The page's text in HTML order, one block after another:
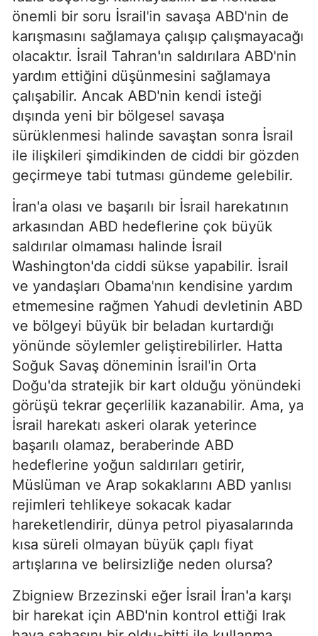
önemli bir soru İsrail'in savaşa ABD'nin de
karışmasını sağlamaya çalışıp çalışmayacağı
olacaktır. İsrail Tahran'ın saldırılara ABD'nin
yardım ettiğini düşünmesini sağlamaya
çalışabilir. Ancak ABD'nin kendi isteği
dışında yeni bir bölgesel savaşa
sürüklenmesi halinde savaştan sonra İsrail
ile ilişkileri şimdikinden de ciddi bir gözden
geçirmeye tabi tutması gündeme gelebilir.
İran'a olası ve başarılı bir İsrail harekatının
arkasından ABD hedeflerine çok büyük
saldırılar olmaması halinde İsrail
Washington'da ciddi sükse yapabilir. İsrail
ve yandaşları Obama'nın kendisine yardım
etmemesine rağmen Yahudi devletinin ABD
ve bölgeyi büyük bir beladan kurtardığı
yönünde söylemler geliştirebilirler. Hatta
Soğuk Savaş döneminin İsrail'in Orta
Doğu'da stratejik bir kart olduğu yönündeki
görüşü tekrar geçerlilik kazanabilir. Ama, ya
İsrail harekatı askeri olarak yeterince
başarılı olamaz, beraberinde ABD
hedeflerine yoğun saldırıları getirir,
Müslüman ve Arap sokaklarını ABD yanlısı
rejimleri tehlikeye sokacak kadar
hareketlendirir, dünya petrol piyasalarında
kısa süreli olmayan büyük çaplı fiyat
artışlarına ve belirsizliğe neden olursa?
Zbigniew Brzezinski eğer İsrail İran'a karşı
bir harekat için ABD'nin kontrol ettiği Irak